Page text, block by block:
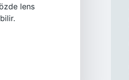
lens